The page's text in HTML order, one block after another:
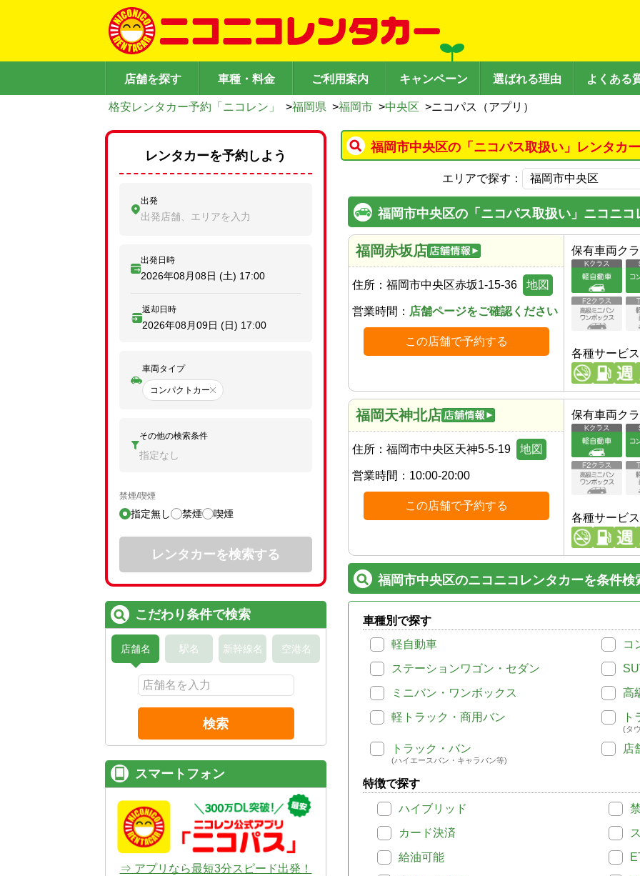
店舗を探す 車種・料金 ご利用案内 キャンペーン 選ばれる理由 よくある
格安レンタカー予約「ニコレン」 >福岡県 >福岡市 >中央区 >ニコパス（アプリ）
福岡市中央区の「ニコパス取扱い」レンタカ
エリアで探す：
福岡市中央区の「ニコパス取扱い」ニコニ
福岡赤坂店
住所： 福岡市中央区赤坂1-15-36 地図
営業時間： 店舗ページをご確認ください
この店舗で予約する
保有車両ク
各種サービス
福岡天神北店
住所： 福岡市中央区天神5-5-19 地図
営業時間： 10:00-20:00
この店舗で予約する
保有車両ク
各種サービス
福岡市中央区のニコニコレンタカーを条件検
車種別で探す
軽自動車
コ
ステーションワゴン・セダン
ミニバン・ワンボックス
高
軽トラック・商用バン
ト
(タ
トラック・バン
(ハイエースバン・キャラバン等)
店
特徴で探す
ハイブリッド
カード決済
給油可能
レンタカーを予約しよう
出発
出発店舗、エリアを入力
出発日時
2026年08月08日 (土) 17:00
返却日時
2026年08月09日 (日) 17:00
車両タイプ
コンパクトカー
その他の検索条件
指定なし
禁煙/喫煙
指定無し 禁煙 喫煙
レンタカーを検索する
こだわり条件で検索
店舗名 駅名 新幹線名 空港名
検索
スマートフォン
⇒ アプリなら最短3分スピード出発！